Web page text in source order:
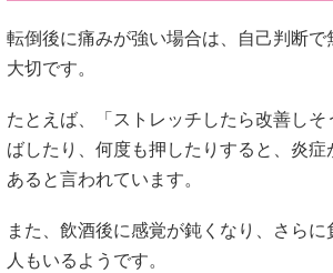
転倒後に痛みが強い場合は、自己判断で
大切です。
たとえば、「ストレッチしたら改善しそ
ばしたり、何度も押したりすると、炎症
あると言われています。
また、飲酒後に感覚が鈍くなり、さらに
人もいるようです。